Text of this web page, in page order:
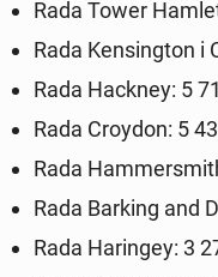
Rada Tower
Rada Ken­sing­ton i
Rada Hackney: 5
Rada Croydon: 5
Rada
Rada Barking and
Rada Ha­rin­gey: 3